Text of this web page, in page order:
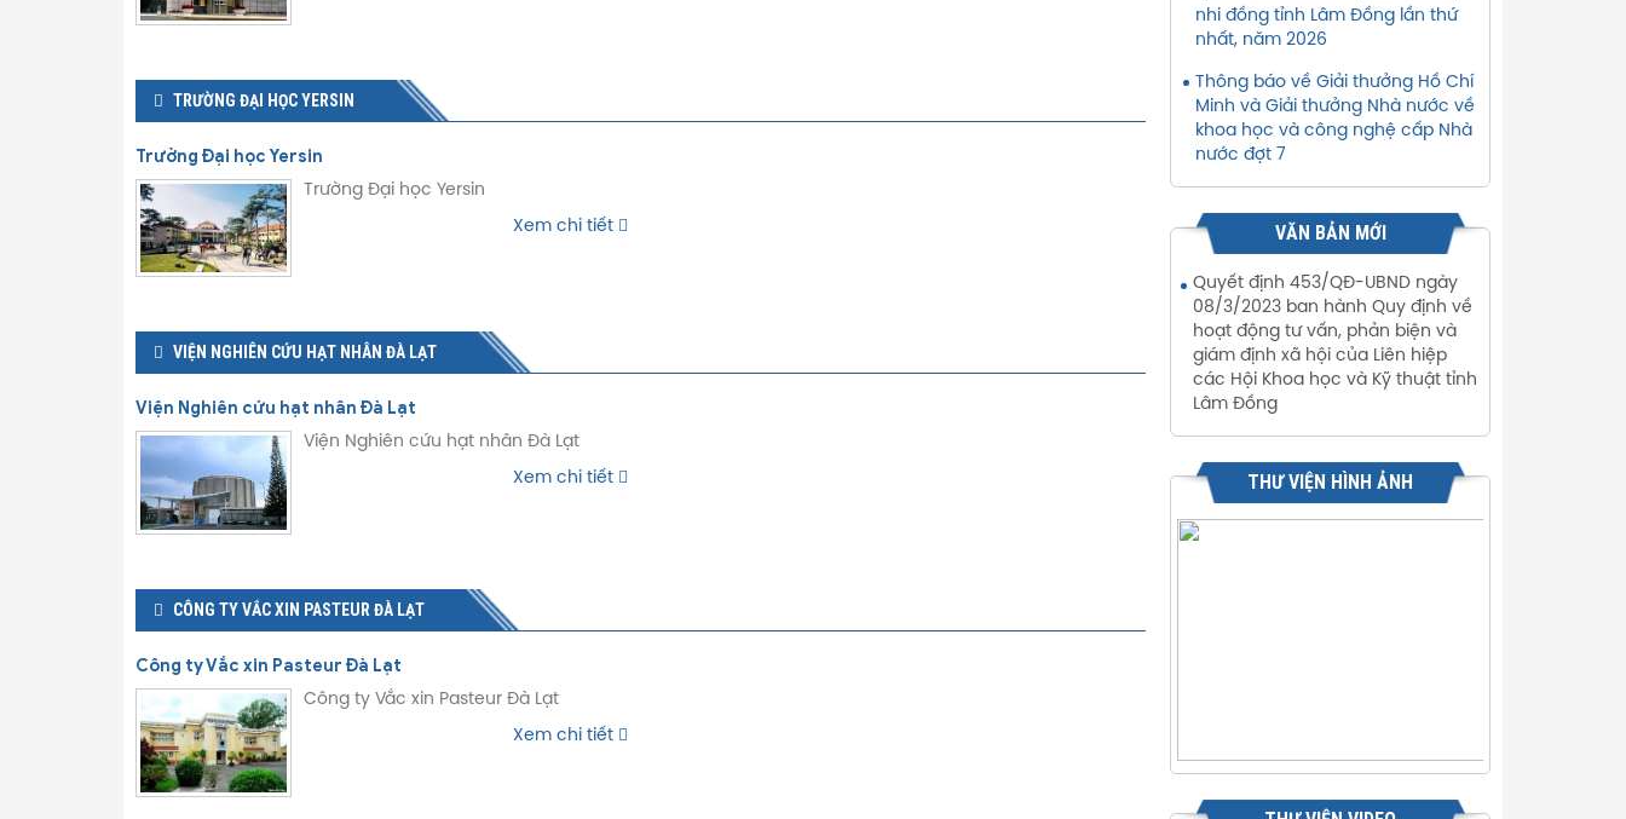
TRƯỜNG ĐẠI HỌC YERSIN
Trường Đại học Yersin
Trường Đại học Yersin
Xem chi tiết
VIỆN NGHIÊN CỨU HẠT NHÂN ĐÀ LẠT
Viện Nghiên cứu hạt nhân Đà Lạt
Viện Nghiên cứu hạt nhân Đà Lạt
Xem chi tiết
CÔNG TY VẮC XIN PASTEUR ĐÀ LẠT
Công ty Vắc xin Pasteur Đà Lạt
Công ty Vắc xin Pasteur Đà Lạt
Xem chi tiết
nhi đồng tỉnh Lâm Đồng lần thứ
nhất, năm 2026
Thông báo về Giải thưởng Hồ Chí
Minh và Giải thưởng Nhà nước về
khoa học và công nghệ cấp Nhà
nước đợt 7
VĂN BẢN MỚI
Quyết định 453/QĐ-UBND ngày
08/3/2023 ban hành Quy định về
hoạt động tư vấn, phản biện và
giám định xã hội của Liên hiệp
các Hội Khoa học và Kỹ thuật tỉnh
Lâm Đồng
THƯ VIỆN HÌNH ẢNH